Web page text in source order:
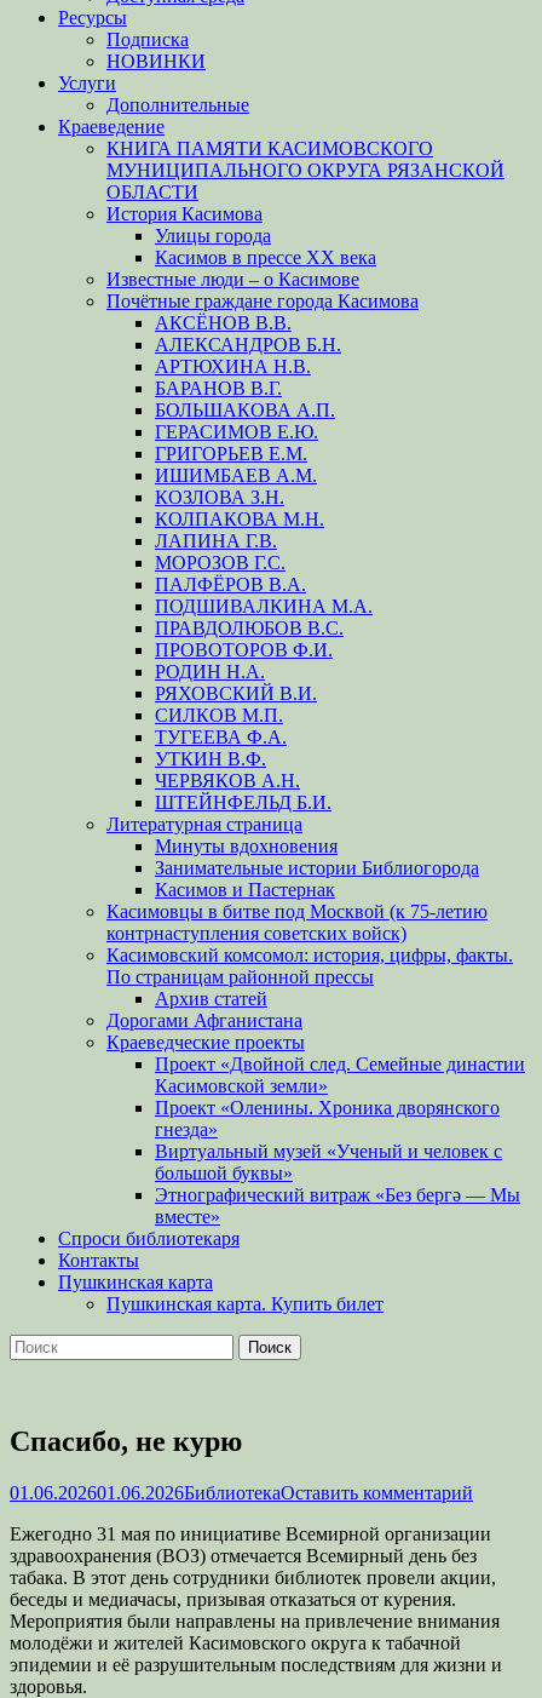
Ресурсы
Подписка
НОВИНКИ
Услуги
Дополнительные
Краеведение
КНИГА ПАМЯТИ КАСИМОВСКОГО
МУНИЦИПАЛЬНОГО ОКРУГА РЯЗАНСКОЙ
ОБЛАСТИ
История Касимова
Улицы города
Касимов в прессе XX века
Известные люди – о Касимове
Почётные граждане города Касимова
АКСЁНОВ В.В.
АЛЕКСАНДРОВ Б.Н.
АРТЮХИНА Н.В.
БАРАНОВ В.Г.
БОЛЬШАКОВА А.П.
ГЕРАСИМОВ Е.Ю.
ГРИГОРЬЕВ Е.М.
ИШИМБАЕВ А.М.
КОЗЛОВА З.Н.
КОЛПАКОВА М.Н.
ЛАПИНА Г.В.
МОРОЗОВ Г.С.
ПАЛФЁРОВ В.А.
ПОДШИВАЛКИНА М.А.
ПРАВДОЛЮБОВ В.С.
ПРОВОТОРОВ Ф.И.
РОДИН Н.А.
РЯХОВСКИЙ В.И.
СИЛКОВ М.П.
ТУГЕЕВА Ф.А.
УТКИН В.Ф.
ЧЕРВЯКОВ А.Н.
ШТЕЙНФЕЛЬД Б.И.
Литературная страница
Минуты вдохновения
Занимательные истории Библиогорода
Касимов и Пастернак
Касимовцы в битве под Москвой (к 75-летию
контрнаступления советских войск)
Касимовский комсомол: история, цифры, факты.
По страницам районной прессы
Архив статей
Дорогами Афганистана
Краеведческие проекты
Проект «Двойной след. Семейные династии
Касимовской земли»
Проект «Оленины. Хроника дворянского
гнезда»
Виртуальный музей «Ученый и человек с
большой буквы»
Этнографический витраж «Без бергə — Мы
вместе»
Спроси библиотекаря
Контакты
Пушкинская карта
Пушкинская карта. Купить билет
Поиск
Найти:
Спасибо, не курю
Опубликовано
01.06.202601.06.2026Автор
БиблиотекаОставить комментарий
Ежегодно 31 мая по инициативе Всемирной организации
здравоохранения (ВОЗ) отмечается Всемирный день без
табака. В этот день сотрудники библиотек провели акции,
беседы и медиачасы, призывая отказаться от курения.
Мероприятия были направлены на привлечение внимания
молодёжи и жителей Касимовского округа к табачной
эпидемии и её разрушительным последствиям для жизни и
здоровья.